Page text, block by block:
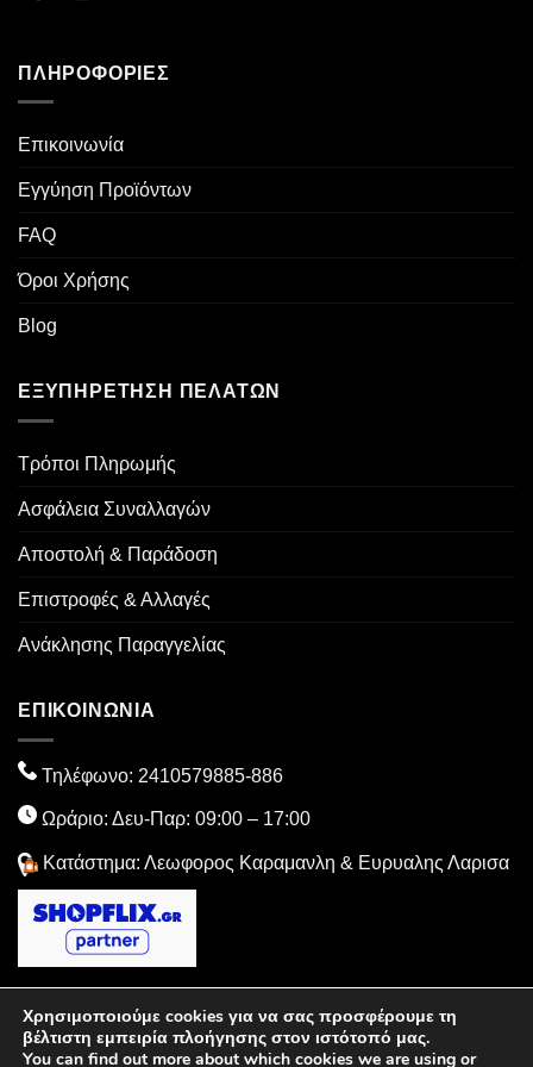
ΠΛΗΡΟΦΟΡΊΕΣ
Επικοινωνία
Εγγύηση Προϊόντων
FAQ
Όροι Χρήσης
Blog
ΕΞΥΠΗΡΈΤΗΣΗ ΠΕΛΑΤΏΝ
Τρόποι Πληρωμής
Ασφάλεια Συναλλαγών
Αποστολή & Παράδοση
Επιστροφές & Αλλαγές
Ανάκλησης Παραγγελίας
ΕΠΙΚΟΙΝΩΝΙΑ
Τηλέφωνο: 2410579885-886
Ωράριο: Δευ-Παρ: 09:00 – 17:00
Κατάστημα: Λεωφορος Καραμανλη & Ευρυαλης Λαρισα
Visa MasterCardPayPal
American
Express
Dinners
Club
On
Χρησιμοποιούμε cookies για να σας προσφέρουμε τη
βέλτιστη εμπειρία πλοήγησης στον ιστότοπό μας.
You can find out more about which cookies we are using or